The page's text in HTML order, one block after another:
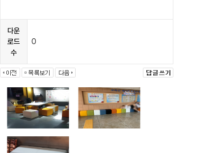
다운
로드
수
0